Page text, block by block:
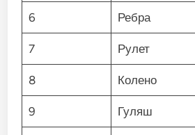
6 Ребра
7 Рулет
8 Колено
9 Гуляш